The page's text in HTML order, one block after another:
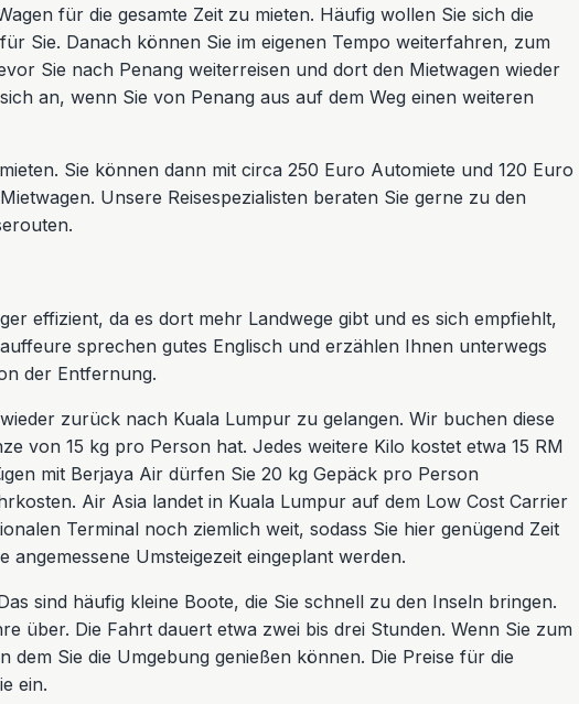
für die gesamte Zeit zu mieten. Häufig wollen Sie sich die
Sie. Danach können Sie im eigenen Tempo weiterfahren, zum
Sie nach Penang weiterreisen und dort den Mietwagen wieder
an, wenn Sie von Penang aus auf dem Weg einen weiteren
Sie können dann mit circa 250 Euro Automiete und 120 Euro
Unsere Reisespezialisten beraten Sie gerne zu den
effizient, da es dort mehr Landwege gibt und es sich empfiehlt,
sprechen gutes Englisch und erzählen Ihnen unterwegs
der Entfernung.
zurück nach Kuala Lumpur zu gelangen. Wir buchen diese
von 15 kg pro Person hat. Jedes weitere Kilo kostet etwa 15 RM
mit Berjaya Air dürfen Sie 20 kg Gepäck pro Person
Air Asia landet in Kuala Lumpur auf dem Low Cost Carrier
Terminal noch ziemlich weit, sodass Sie hier genügend Zeit
Umsteigezeit eingeplant werden.
sind häufig kleine Boote, die Sie schnell zu den Inseln bringen.
über. Die Fahrt dauert etwa zwei bis drei Stunden. Wenn Sie zum
Sie die Umgebung genießen können. Die Preise für die
ein.